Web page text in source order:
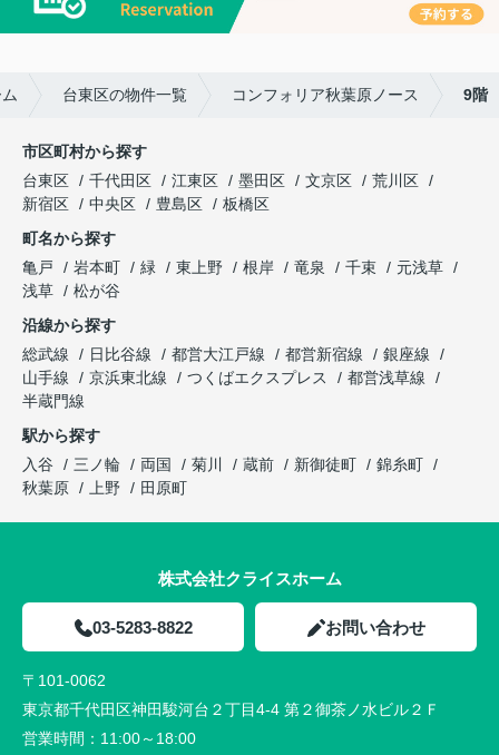
台東区の物件一覧 コンフォリア秋葉原ノース 9階
市区町村から探す
台東区
千代田区 江東区 墨田区 文京区
荒川区
新宿区
中央区 豊島区
板橋区
町名から探す
亀戸
岩本町 緑 東上野 根岸 竜泉 千束
元浅草
浅草
松が谷
沿線から探す
総武線
日比谷線 都営大江戸線 都営新宿線
銀座線
山手線
京浜東北線 つくばエクスプレス
都営浅草線
半蔵門線
駅から探す
入谷
三ノ輪 両国 菊川 蔵前 新御徒町
錦糸町
秋葉原
上野 田原町
株式会社クライスホーム
03-5283-8822 お問い合わせ
〒101-0062
東京都千代田区神田駿河台２丁目4-4 第２御茶ノ水ビル２Ｆ
営業時間： 11:00～18:00